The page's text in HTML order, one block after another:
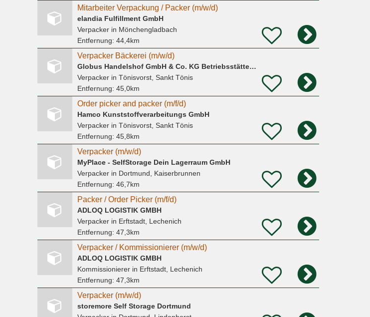
Mitarbeiter Verpackung / Packer (m/w/d)
elandia Fulfillment GmbH
Verpackerin Mönchengladbach
Entfernung: 44,4km
Verpacker Bäckerei (m/w/d)
Globus Handelshof GmbH & Co. KG Betriebsstätte Tönisvorst
Verpackerin Tönisvorst, Sankt Tönis
Entfernung: 45,0km
Order picker and packer (m/f/d)
Hamco Kunststoffverarbeitungs GmbH
Verpackerin Tönisvorst, Sankt Tönis
Entfernung: 45,8km
Verpacker (m/w/d)
MyPlace - SelfStorage Dein Lagerraum GmbH
Verpackerin Dortmund, Kaiserbrunnen
Entfernung: 46,7km
Packer / Order Picker (m/f/d)
ADLOQ LOGISTIK GMBH
Verpackerin Erftstadt, Lechenich
Entfernung: 47,3km
Verpacker / Kommissionierer (m/w/d)
ADLOQ LOGISTIK GMBH
Kommissioniererin Erftstadt, Lechenich
Entfernung: 47,3km
Verpacker (m/w/d)
storemore Self Storage Dortmund